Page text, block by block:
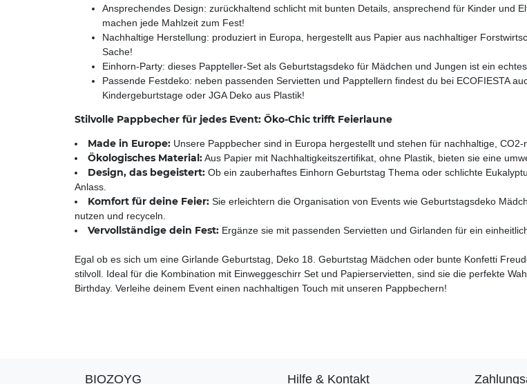
Ansprechendes Design: zurückhaltend schlicht mit bunten Details, ansprechend für Kinder und
machen jede Mahlzeit zum Fest!
Nachhaltige Herstellung: produziert in Europa, hergestellt aus Papier aus nachhaltiger
Sache!
Einhorn-Party: dieses Pappteller-Set als Geburtstagsdeko für Mädchen und Jungen ist ein
Passende Festdeko: neben passenden Servietten und Papptellern findest du bei ECOFIESTA
Kindergeburtstage oder JGA Deko aus Plastik!
Stilvolle Pappbecher für jedes Event: Öko-Chic trifft Feierlaune
Made in Europe: Unsere Pappbecher sind in Europa hergestellt und stehen für nachhaltige,
Ökologisches Material:Aus Papier mit Nachhaltigkeitszertifikat, ohne Plastik, bieten sie eine
Design, das begeistert: Ob ein zauberhaftes Einhorn Geburtstag Thema oder schlichte
Anlass.
Komfort für deine Feier: Sie erleichtern die Organisation von Events wie Geburtstagsdeko
nutzen und recyceln.
Vervollständige dein Fest: Ergänze sie mit passenden Servietten und Girlanden für ein
Egal ob es sich um eine Girlande Geburtstag, Deko 18. Geburtstag Mädchen oder bunte Konfetti
stilvoll. Ideal für die Kombination mit Einweggeschirr Set und Papierservietten, sind sie die perfekte
Birthday. Verleihe deinem Event einen nachhaltigen Touch mit unseren Pappbechern!
BIOZOYG Hilfe & Kontakt